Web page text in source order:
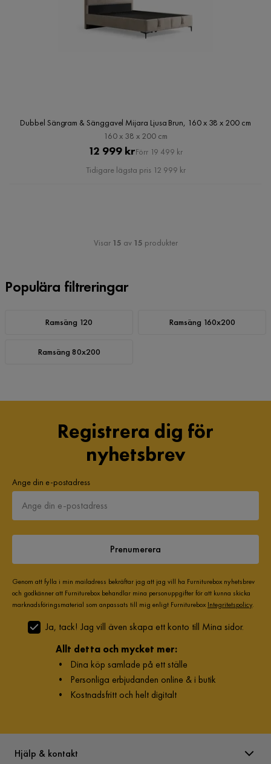
Dubbel Sängram & Sänggavel Mijara Ljusa Brun, 160 x 38 x 200 cm
160 x 38 x 200 cm
Pris
12 999 krOriginal
Pris
Förr 19 499 kr
Tidigare lägsta pris 12 999 kr
Visar 15 av 15 produkter
Populära filtreringar
Ramsäng 120 Ramsäng 160x200
Ramsäng 80x200
Registrera dig för
nyhetsbrev
Ange din e-postadress
Prenumerera
Genom att fylla i min mailadress bekräftar jag att jag vill ha Furniturebox nyhetsbrev
och godkänner att Furniturebox behandlar mina personuppgifter för att kunna skicka
marknadsföringsmaterial som anpassats till mig enligt Furniturebox Integritetspolicy.
Ja, tack! Jag vill även skapa ett konto till Mina sidor.
Allt detta och mycket mer:
• Dina köp samlade på ett ställe
• Personliga erbjudanden online & i butik
• Kostnadsfritt och helt digitalt
Hjälp & kontakt